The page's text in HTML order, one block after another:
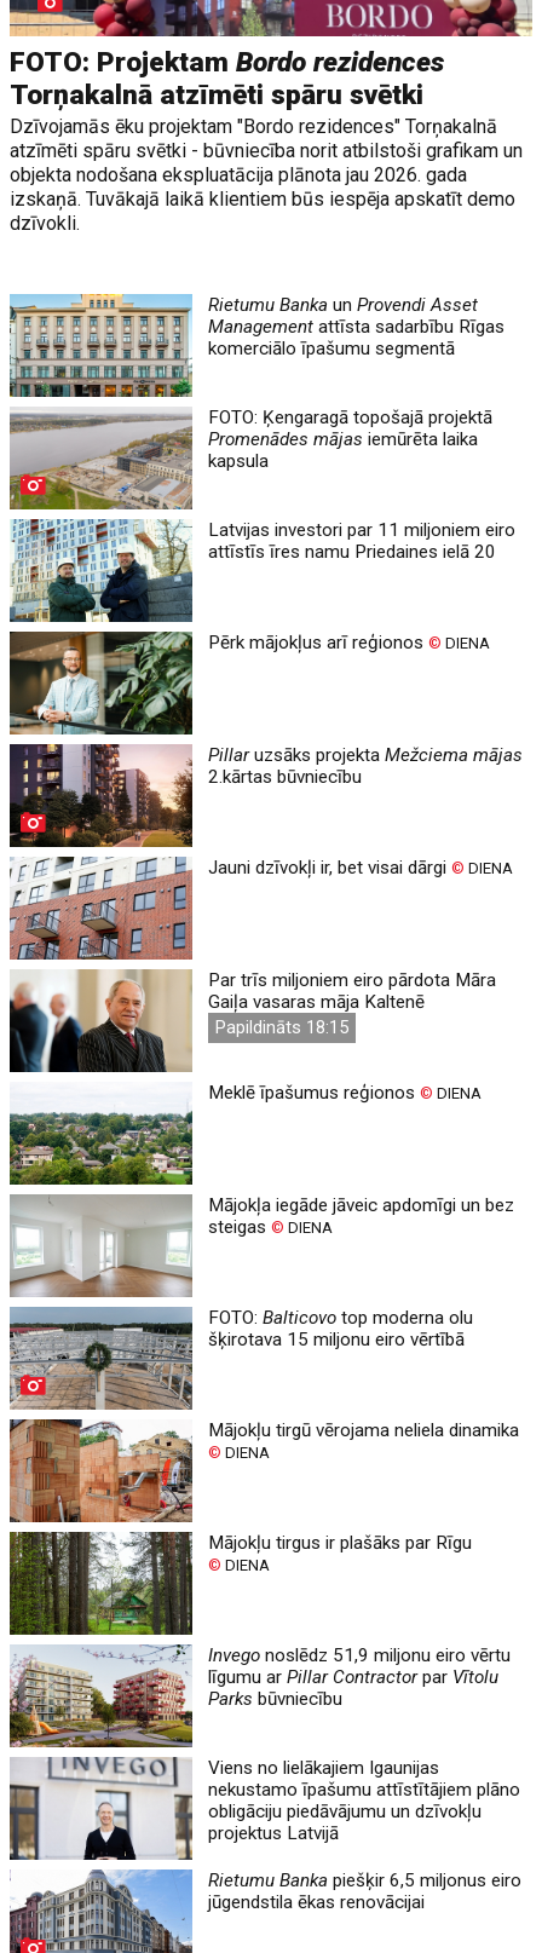
FOTO: ProjektamBordo rezidences
Torņakalnā atzīmēti spāru svētki
Dzīvojamās ēku projektam "Bordo rezidences" Torņakalnā
atzīmēti spāru svētki - būvniecība norit atbilstoši grafikam un
objekta nodošana ekspluatācija plānota jau 2026. gada
izskaņā. Tuvākajā laikā klientiem būs iespēja apskatīt demo
dzīvokli.
Rietumu Banka unProvendi Asset
Management attīsta sadarbību Rīgas
komerciālo īpašumu segmentā
FOTO: Ķengaragā topošajā projektā
Promenādes mājas iemūrēta laika
kapsula
Latvijas investori par 11 miljoniem eiro
attīstīs īres namu Priedaines ielā 20
Pērk mājokļus arī reģionos© DIENA
Pillaruzsāks projektaMežciema mājas
2.kārtas būvniecību
Jauni dzīvokļi ir, bet visai dārgi© DIENA
Par trīs miljoniem eiro pārdota Māra
Gaiļa vasaras māja Kaltenē
Papildināts 18:15
Meklē īpašumus reģionos© DIENA
Mājokļa iegāde jāveic apdomīgi un bez
steigas© DIENA
FOTO:Balticovo top moderna olu
šķirotava 15 miljonu eiro vērtībā
Mājokļu tirgū vērojama neliela dinamika
© DIENA
Mājokļu tirgus ir plašāks par Rīgu
© DIENA
Invego noslēdz 51,9 miljonu eiro vērtu
līgumu arPillar Contractorpar Vītolu
Parks būvniecību
Viens no lielākajiem Igaunijas
nekustamo īpašumu attīstītājiem plāno
obligāciju piedāvājumu un dzīvokļu
projektus Latvijā
Rietumu Banka piešķir 6,5 miljonus eiro
jūgendstila ēkas renovācijai